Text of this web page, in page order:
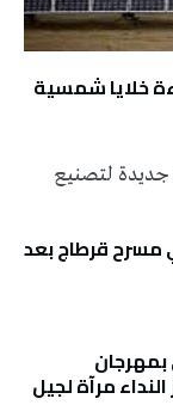
خلايا شمسية
جديدة لتصنيع
مسرح قرطاج بعد
بمهرجان
مرآة لجيل